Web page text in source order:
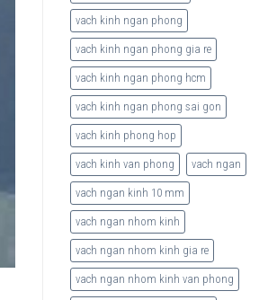
vach kinh ngan phong
vach kinh ngan phong gia re
vach kinh ngan phong hcm
vach kinh ngan phong sai gon
vach kinh phong hop
vach kinh van phong vach ngan
vach ngan kinh 10 mm
vach ngan nhom kinh
vach ngan nhom kinh gia re
vach ngan nhom kinh van phong